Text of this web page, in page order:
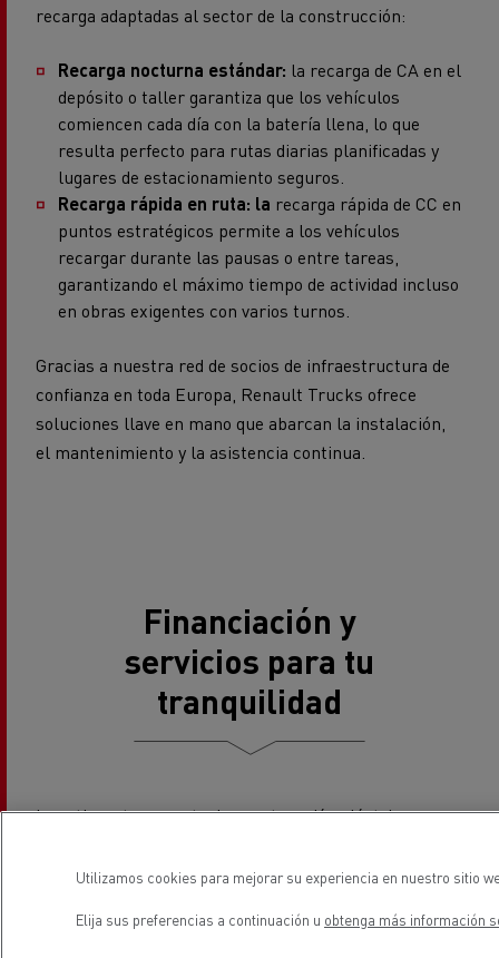
recarga adaptadas al sector de la construcción:
Recarga nocturna estándar: la recarga de CA en el
depósito o taller garantiza que los vehículos
comiencen cada día con la batería llena, lo que
resulta perfecto para rutas diarias planificadas y
lugares de estacionamiento seguros.
Recarga rápida en ruta: la recarga rápida de CC en
puntos estratégicos permite a los vehículos
recargar durante las pausas o entre tareas,
garantizando el máximo tiempo de actividad incluso
en obras exigentes con varios turnos.
Gracias a nuestra red de socios de infraestructura de
confianza en toda Europa, Renault Trucks ofrece
soluciones llave en mano que abarcan la instalación,
el mantenimiento y la asistencia continua.
Financiación y
servicios para tu
tranquilidad
Invertir en transporte de construcción eléctrico nunca
Financial Servicesofrece soluciones de financiación a
Utilizamos cookies para mejorar su experiencia en nuestro sitio
Elija sus preferencias a continuación u obtenga más información